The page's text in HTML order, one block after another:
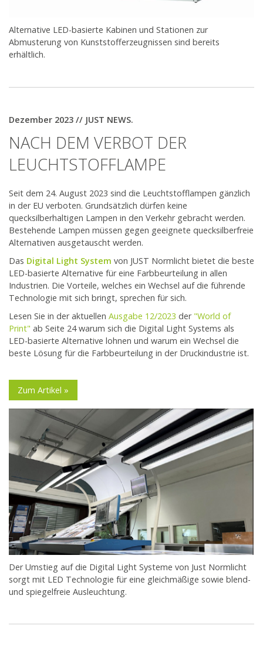
Alternative LED-basierte Kabinen und Stationen zur
Abmusterung von Kunststofferzeugnissen sind bereits
erhältlich.
Dezember 2023 // JUST NEWS.
NACH DEM VERBOT DER
LEUCHTSTOFFLAMPE
Seit dem 24. August 2023 sind die Leuchtstofflampen gänzlich
in der EU verboten. Grundsätzlich dürfen keine
quecksilberhaltigen Lampen in den Verkehr gebracht werden.
Bestehende Lampen müssen gegen geeignete quecksilberfreie
Alternativen ausgetauscht werden.
Das Digital Light System von JUST Normlicht bietet die beste
LED-basierte Alternative für eine Farbbeurteilung in allen
Industrien. Die Vorteile, welches ein Wechsel auf die führende
Technologie mit sich bringt, sprechen für sich.
Lesen Sie in der aktuellen Ausgabe 12/2023 der "World of
Print" ab Seite 24 warum sich die Digital Light Systems als
LED-basierte Alternative lohnen und warum ein Wechsel die
beste Lösung für die Farbbeurteilung in der Druckindustrie ist.
Zum Artikel »
Der Umstieg auf die Digital Light Systeme von Just Normlicht
sorgt mit LED Technologie für eine gleichmäßige sowie blend-
und spiegelfreie Ausleuchtung.